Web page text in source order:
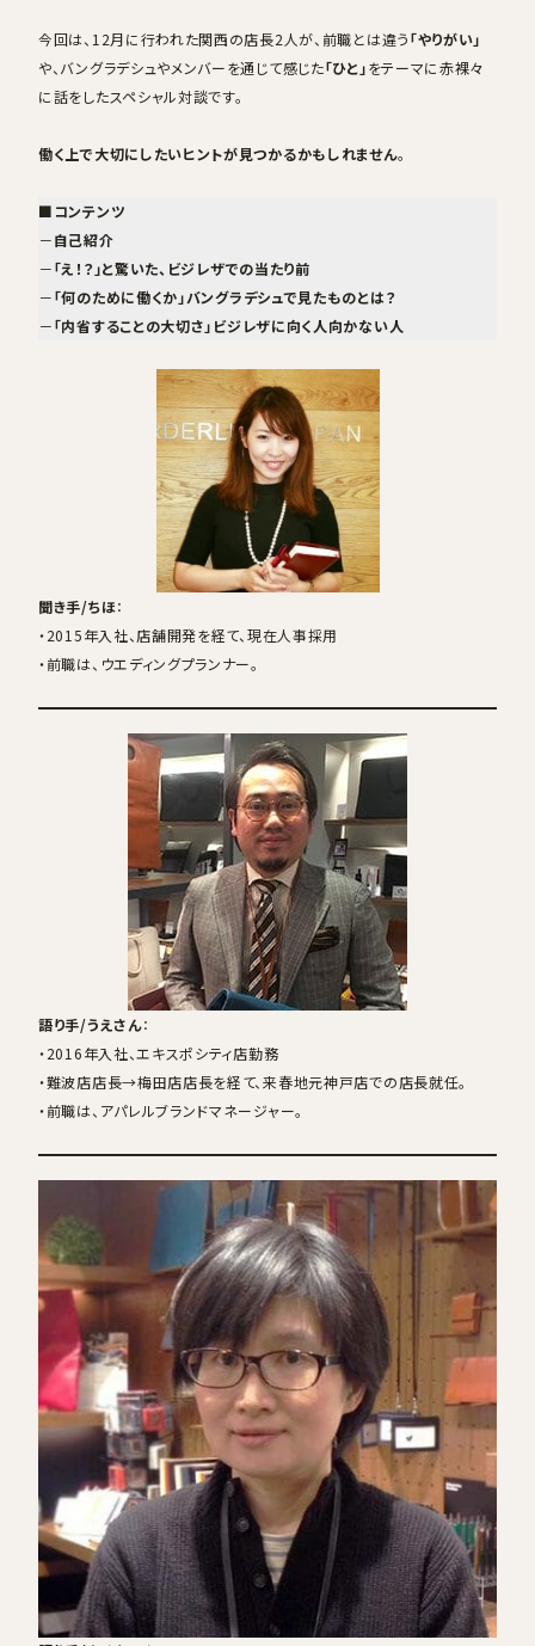
今回は、12月に行われた関西の店長2人が、前職とは違う「やりがい」
や、バングラデシュやメンバーを通じて感じた「ひと」をテーマに赤裸々
に話をしたスペシャル対談です。
働く上で大切にしたいヒントが見つかるかもしれません。
■コンテンツ
－自己紹介
－「え！？」と驚いた、ビジレザでの当たり前
－「何のために働くか」バングラデシュで見たものとは？
－「内省することの大切さ」ビジレザに向く人向かない人
聞き手/ちほ：
・2015年入社、店舗開発を経て、現在人事採用
・前職は、ウエディングプランナー。
語り手/うえさん：
・2016年入社、エキスポシティ店勤務
・難波店店長→梅田店店長を経て、来春地元神戸店での店長就任。
・前職は、アパレルブランドマネージャー。